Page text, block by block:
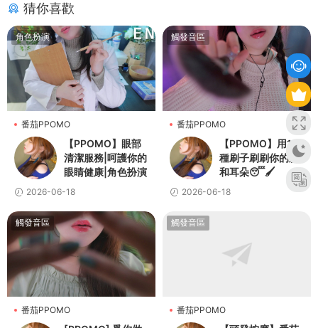
猜你喜歡
角色扮演
番茄PPOMO
【PPOMO】眼部
清潔服務|呵護你的
眼睛健康|角色扮演
2026-06-18
觸發音區
番茄PPOMO
【PPOMO】用18
種刷子刷刷你的臉
和耳朵😴🖌️
2026-06-18
觸發音區
番茄PPOMO
觸發音區
番茄PPOMO